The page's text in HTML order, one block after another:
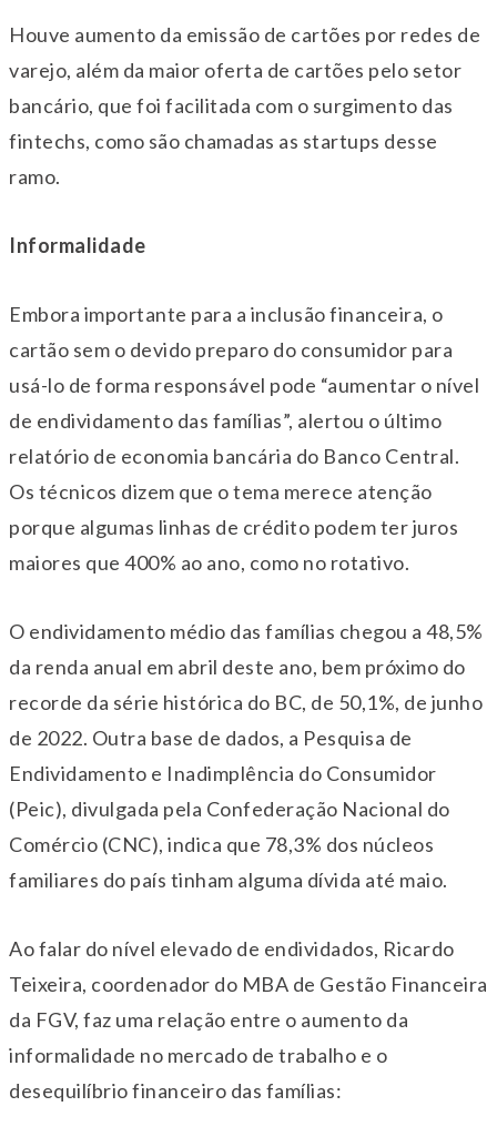
Houve aumento da emissão de cartões por redes de
varejo, além da maior oferta de cartões pelo setor
bancário, que foi facilitada com o surgimento das
fintechs, como são chamadas as startups desse
ramo.
Informalidade
Embora importante para a inclusão financeira, o
cartão sem o devido preparo do consumidor para
usá-lo de forma responsável pode “aumentar o nível
de endividamento das famílias”, alertou o último
relatório de economia bancária do Banco Central.
Os técnicos dizem que o tema merece atenção
porque algumas linhas de crédito podem ter juros
maiores que 400% ao ano, como no rotativo.
O endividamento médio das famílias chegou a 48,5%
da renda anual em abril deste ano, bem próximo do
recorde da série histórica do BC, de 50,1%, de junho
de 2022. Outra base de dados, a Pesquisa de
Endividamento e Inadimplência do Consumidor
(Peic), divulgada pela Confederação Nacional do
Comércio (CNC), indica que 78,3% dos núcleos
familiares do país tinham alguma dívida até maio.
Ao falar do nível elevado de endividados, Ricardo
Teixeira, coordenador do MBA de Gestão Financeira
da FGV, faz uma relação entre o aumento da
informalidade no mercado de trabalho e o
desequilíbrio financeiro das famílias: